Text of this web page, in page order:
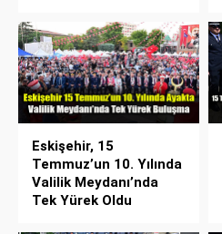
Eskişehir, 15
Temmuz’un 10. Yılında
Valilik Meydanı’nda
Tek Yürek Oldu